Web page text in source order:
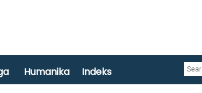
Humanika Indeks